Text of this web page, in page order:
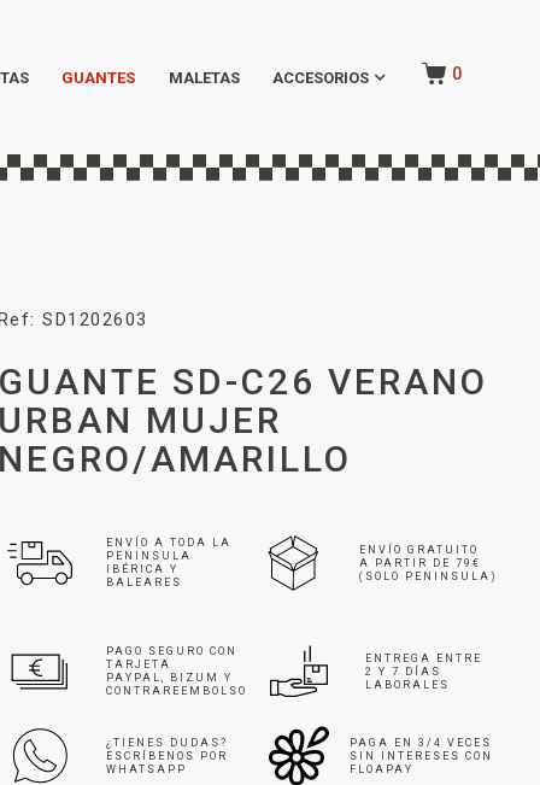
GUANTES MALETAS ACCESORIOS 0
SD1202603
GUANTE SD-C26 VERANO
URBAN MUJER
NEGRO/AMARILLO
ENVÍO A TODA LA
PENINSULA
IBÉRICA Y
BALEARES
ENVÍO GRATUITO
A PARTIR DE 79€
(SOLO PENINSULA)
PAGO SEGURO CON
TARJETA
PAYPAL, BIZUM Y
CONTRAREEMBOLSO
ENTREGA ENTRE
2 Y 7 DÍAS
LABORALES
¿TIENES DUDAS?
ESCRÍBENOS POR
WHATSAPP
PAGA EN 3/4 VECES
SIN INTERESES CON
FLOAPAY